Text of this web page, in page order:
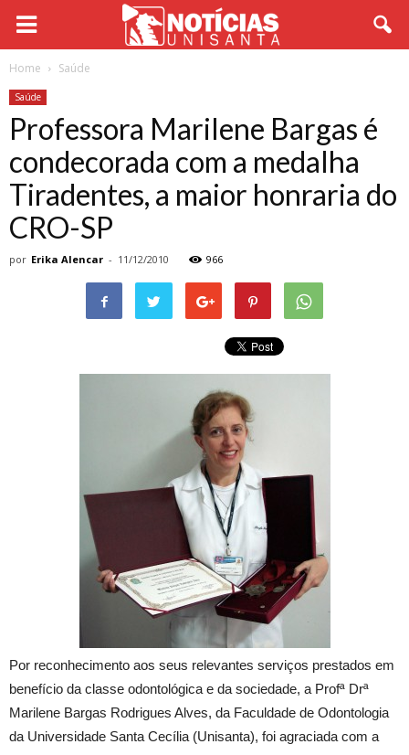
Home Saúde
Saúde
Professora Marilene Bargas é
condecorada com a medalha
Tiradentes, a maior honraria do
CRO-SP
por Erika Alencar - 11/12/2010 966
Por reconhecimento aos seus relevantes serviços prestados em
benefício da classe odontológica e da sociedade, a Profª Drª
Marilene Bargas Rodrigues Alves, da Faculdade de Odontologia
da Universidade Santa Cecília (Unisanta), foi agraciada com a